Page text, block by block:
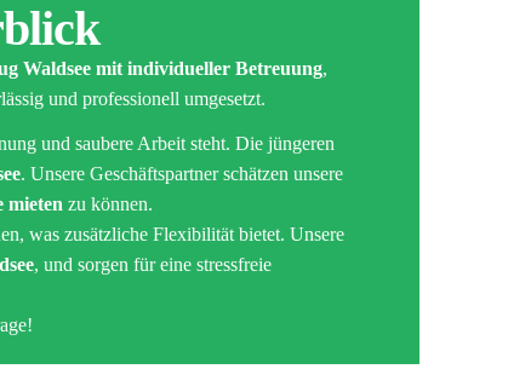
Waldsee mit individueller Betreuung,
und professionell umgesetzt.
und saubere Arbeit steht. Die jüngeren
. Unsere Geschäftspartner schätzen unsere
mieten zu können.
was zusätzliche Flexibilität bietet. Unsere
, und sorgen für eine stressfreie